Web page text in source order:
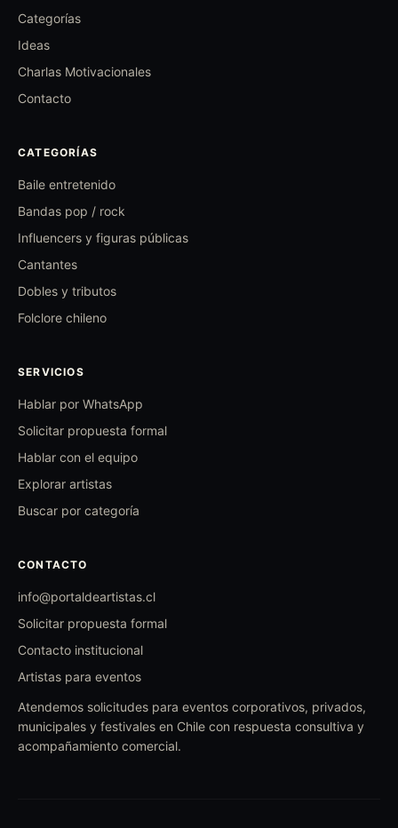
Categorías
Ideas
Charlas Motivacionales
Contacto
CATEGORÍAS
Baile entretenido
Bandas pop / rock
Influencers y figuras públicas
Cantantes
Dobles y tributos
Folclore chileno
SERVICIOS
Hablar por WhatsApp
Solicitar propuesta formal
Hablar con el equipo
Explorar artistas
Buscar por categoría
CONTACTO
info@portaldeartistas.cl
Solicitar propuesta formal
Contacto institucional
Artistas para eventos
Atendemos solicitudes para eventos corporativos, privados,
municipales y festivales en Chile con respuesta consultiva y
acompañamiento comercial.